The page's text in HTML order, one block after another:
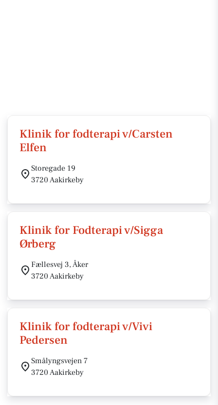
Klinik for fodterapi v/Carsten
Elfen
Storegade 19
3720 Aakirkeby
Klinik for Fodterapi v/Sigga
Ørberg
Fællesvej 3, Åker
3720 Aakirkeby
Klinik for fodterapi v/Vivi
Pedersen
Smålyngsvejen 7
3720 Aakirkeby